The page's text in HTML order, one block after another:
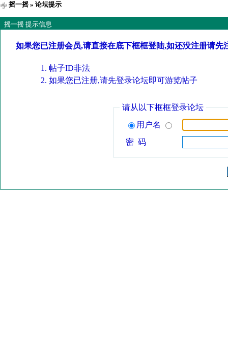
摇一摇» 论坛提示
摇一摇 提示信息
如果您已注册会员,请直接在底下框框登陆,如还没注册请先
帖子ID非法
如果您已注册,请先登录论坛即可游览帖子
请从以下框框登录论坛
用户名
密 码